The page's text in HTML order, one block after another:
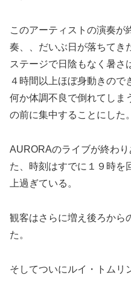
このアーティストの演奏が
奏、、だいぶ日が落ちてき
ステージで日陰もなく暑さ
４時間以上ほぼ身動きので
何か体調不良で倒れてしま
の前に集中することにした。
AURORAのライブが終わ
た、時刻はすでに１９時を
上過ぎている。
観客はさらに増え後ろから
た。
そしてついにルイ・トムリ